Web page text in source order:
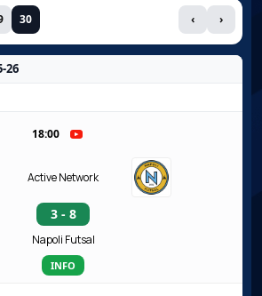
30 ‹ ›
26
18:00
Active Network
3 - 8
Napoli Futsal
INFO